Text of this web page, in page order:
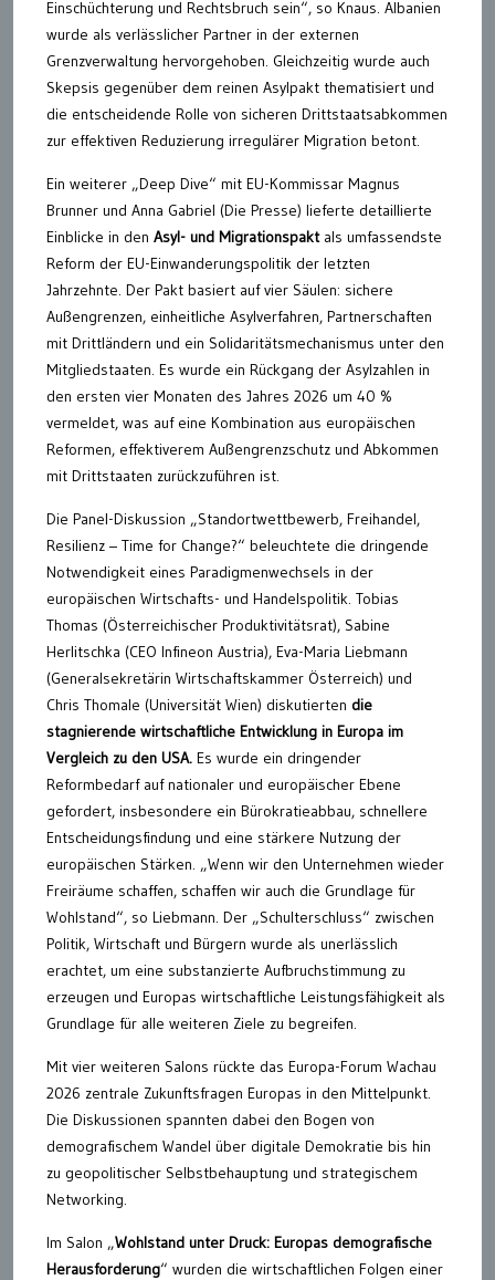
Einschüchterung und Rechtsbruch sein“, so Knaus. Albanien
wurde als verlässlicher Partner in der externen
Grenzverwaltung hervorgehoben. Gleichzeitig wurde auch
Skepsis gegenüber dem reinen Asylpakt thematisiert und
die entscheidende Rolle von sicheren Drittstaatsabkommen
zur effektiven Reduzierung irregulärer Migration betont.
Ein weiterer „Deep Dive“ mit EU-Kommissar Magnus
Brunner und Anna Gabriel (Die Presse) lieferte detaillierte
Einblicke in den Asyl- und Migrationspaktals umfassendste
Reform der EU-Einwanderungspolitik der letzten
Jahrzehnte. Der Pakt basiert auf vier Säulen: sichere
Außengrenzen, einheitliche Asylverfahren, Partnerschaften
mit Drittländern und ein Solidaritätsmechanismus unter den
Mitgliedstaaten. Es wurde ein Rückgang der Asylzahlen in
den ersten vier Monaten des Jahres 2026 um 40 %
vermeldet, was auf eine Kombination aus europäischen
Reformen, effektiverem Außengrenzschutz und Abkommen
mit Drittstaaten zurückzuführen ist.
Die Panel-Diskussion „Standortwettbewerb, Freihandel,
Resilienz – Time for Change?“ beleuchtete die dringende
Notwendigkeit eines Paradigmenwechsels in der
europäischen Wirtschafts- und Handelspolitik. Tobias
Thomas (Österreichischer Produktivitätsrat), Sabine
Herlitschka (CEO Infineon Austria), Eva-Maria Liebmann
(Generalsekretärin Wirtschaftskammer Österreich) und
Chris Thomale (Universität Wien) diskutierten die
stagnierende wirtschaftliche Entwicklung in Europa im
Vergleich zu den USA. Es wurde ein dringender
Reformbedarf auf nationaler und europäischer Ebene
gefordert, insbesondere ein Bürokratieabbau, schnellere
Entscheidungsfindung und eine stärkere Nutzung der
europäischen Stärken. „Wenn wir den Unternehmen wieder
Freiräume schaffen, schaffen wir auch die Grundlage für
Wohlstand“, so Liebmann. Der „Schulterschluss“ zwischen
Politik, Wirtschaft und Bürgern wurde als unerlässlich
erachtet, um eine substanzierte Aufbruchstimmung zu
erzeugen und Europas wirtschaftliche Leistungsfähigkeit als
Grundlage für alle weiteren Ziele zu begreifen.
Mit vier weiteren Salons rückte das Europa-Forum Wachau
2026 zentrale Zukunftsfragen Europas in den Mittelpunkt.
Die Diskussionen spannten dabei den Bogen von
demografischem Wandel über digitale Demokratie bis hin
zu geopolitischer Selbstbehauptung und strategischem
Networking.
Im Salon „Wohlstand unter Druck: Europas demografische
Herausforderung“ wurden die wirtschaftlichen Folgen einer